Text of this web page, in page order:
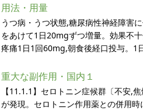
用法・用量
うつ病・うつ状態,糖尿病性神経障害
をあけて1日20mgずつ増量。効果不
疼痛1日1回60mg,朝食後経口投与。1
重大な副作用・国内１
【11.1.1】セロトニン症候群〔不安,
が発現。セロトニン作用薬との併用